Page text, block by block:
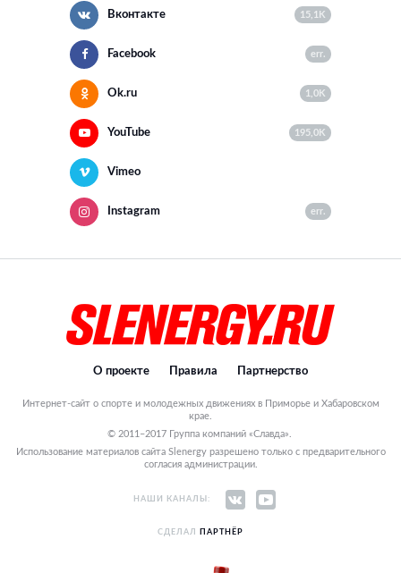
Вконтакте 15,1K
Facebook err.
Ok.ru 1,0K
YouTube 195,0K
Vimeo
Instagram err.
О проекте Правила Партнерство
Интернет-сайт о спорте и молодежных движениях в Приморье и Хабаровском
крае.
© 2011–2017 Группа компаний «Славда».
Использование материалов сайта Slenergy разрешено только с предварительного
согласия администрации.
НАШИ КАНАЛЫ:
СДЕЛАЛ ПАРТНЁР